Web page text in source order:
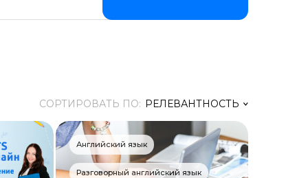
СОРТИРОВАТЬ ПО: РЕЛЕВАНТНОСТЬ
Релевантность
Заголовок
Английский язык
Разговорный английский язык